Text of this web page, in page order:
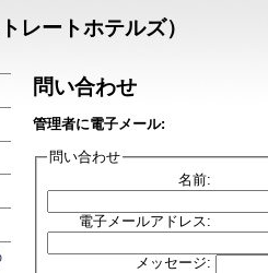
レートホテルズ）
問い合わせ
管理者に電子メール:
問い合わせ
名前:
電子メールアドレス:
メッセージ: